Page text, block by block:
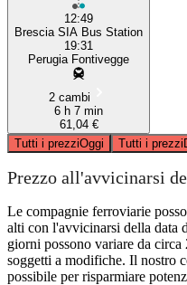
12:49
Brescia SIA Bus Station
19:31
Perugia Fontivegge
2 cambi
6 h 7 min
61,04 €
Tutti i prezziOggi Tutti i prezzi
Prezzo all'avvicinarsi
Le compagnie ferroviarie
alti con l'avvicinarsi della data
giorni possono variare da circa
soggetti a modifiche. Il nostro
possibile per risparmiare